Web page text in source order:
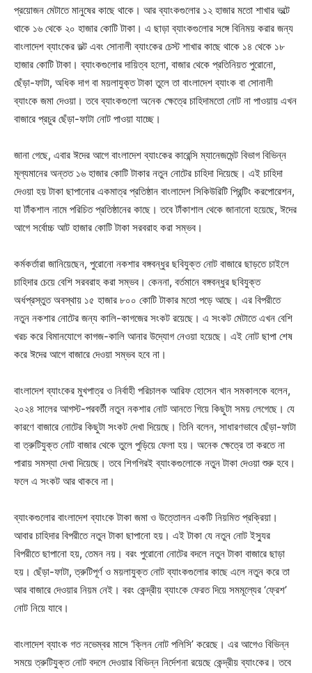
প্রয়োজন মেটাতে মানুষের কাছে থাকে। আর ব্যাংকগুলোর ১২ হাজার মতো শাখার ভল্টে
থাকে ১৬ থেকে ২০ হাজার কোটি টাকা। এ ছাড়া ব্যাংকগুলোর সঙ্গে বিনিময় করার জন্য
বাংলাদেশ ব্যাংকের ভল্ট এবং সোনালী ব্যাংকের চেস্ট শাখার কাছে থাকে ১৪ থেকে ১৮
হাজার কোটি টাকা। ব্যাংকগুলোর দায়িত্ব হলো, বাজার থেকে প্রতিনিয়ত পুরোনো,
ছেঁড়া-ফাটা, অধিক দাগ বা ময়লাযুক্ত টাকা তুলে তা বাংলাদেশ ব্যাংক বা সোনালী
ব্যাংকে জমা দেওয়া। তবে ব্যাংকগুলো অনেক ক্ষেত্রে চাহিদামতো নোট না পাওয়ায় এখন
বাজারে প্রচুর ছেঁড়া-ফাটা নোট পাওয়া যাচ্ছে।
জানা গেছে, এবার ঈদের আগে বাংলাদেশ ব্যাংকের কারেন্সি ম্যানেজমেন্ট বিভাগ বিভিন্ন
মূল্যমানের অন্তত ১৬ হাজার কোটি টাকার নতুন নোটের চাহিদা দিয়েছে। এই চাহিদা
দেওয়া হয় টাকা ছাপানোর একমাত্র প্রতিষ্ঠান বাংলাদেশ সিকিউরিটি প্রিন্টিং করপোরেশন,
যা টাঁকশাল নামে পরিচিত প্রতিষ্ঠানের কাছে। তবে টাঁকাশাল থেকে জানানো হয়েছে, ঈদের
আগে সর্বোচ্চ আট হাজার কোটি টাকা সরবরাহ করা সম্ভব।
কর্মকর্তারা জানিয়েছেন, পুরোনো নকশার বঙ্গবন্ধুর ছবিযুক্ত নোট বাজারে ছাড়তে চাইলে
চাহিদার চেয়ে বেশি সরবরাহ করা সম্ভব। কেননা, বর্তমানে বঙ্গবন্ধুর ছবিযুক্ত
অর্ধপ্রস্তুত অবস্থায় ১৫ হাজার ৮০০ কোটি টাকার মতো পড়ে আছে। এর বিপরীতে
নতুন নকশার নোটের জন্য কালি-কাগজের সংকট রয়েছে। এ সংকট মেটাতে এখন বেশি
খরচ করে বিমানযোগে কাগজ-কালি আনার উদ্যোগ নেওয়া হয়েছে। এই নোট ছাপা শেষ
করে ঈদের আগে বাজারে দেওয়া সম্ভব হবে না।
বাংলাদেশ ব্যাংকের মুখপাত্র ও নির্বাহী পরিচালক আরিফ হোসেন খান সমকালকে বলেন,
২০২৪ সালের আগস্ট-পরবর্তী নতুন নকশার নোট আনতে গিয়ে কিছুটা সময় লেগেছে। যে
কারণে বাজারে নোটের কিছুটা সংকট দেখা দিয়েছে। তিনি বলেন, সাধারণভাবে ছেঁড়া-ফাটা
বা ত্রুটিযুক্ত নোট বাজার থেকে তুলে পুড়িয়ে ফেলা হয়। অনেক ক্ষেত্রে তা করতে না
পারায় সমস্যা দেখা দিয়েছে। তবে শিগগিরই ব্যাংকগুলোকে নতুন টাকা দেওয়া শুরু হবে।
ফলে এ সংকট আর থাকবে না।
ব্যাংকগুলোর বাংলাদেশ ব্যাংকে টাকা জমা ও উত্তোলন একটি নিয়মিত প্রক্রিয়া।
আবার চাহিদার বিপরীতে নতুন টাকা ছাপানো হয়। এই টাকা যে নতুন নোট ইস্যুর
বিপরীতে ছাপানো হয়, তেমন নয়। বরং পুরোনো নোটের বদলে নতুন টাকা বাজারে ছাড়া
হয়। ছেঁড়া-ফাটা, ত্রুটিপূর্ণ ও ময়লাযুক্ত নোট ব্যাংকগুলোর কাছে এলে নতুন করে তা
আর বাজারে দেওয়ার নিয়ম নেই। বরং কেন্দ্রীয় ব্যাংকে ফেরত দিয়ে সমমূল্যের ‘ফ্রেশ’
নোট নিয়ে যাবে।
বাংলাদেশ ব্যাংক গত নভেম্বর মাসে ‘ক্লিন নোট পলিসি’ করেছে। এর আগেও বিভিন্ন
সময়ে ত্রুটিযুক্ত নোট বদলে দেওয়ার বিভিন্ন নির্দেশনা রয়েছে কেন্দ্রীয় ব্যাংকের। তবে